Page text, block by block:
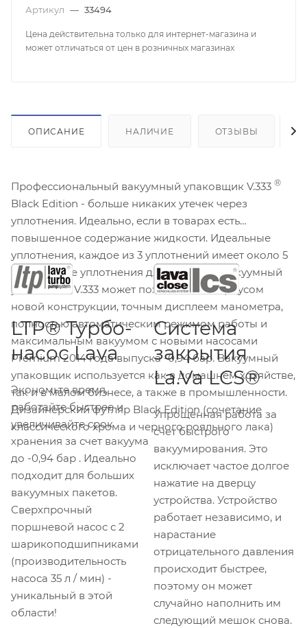
Артикул — 33494
Цена действительна только для интернет-магазина и
может отличаться от цен в розничных магазинах
ОПИСАНИЕ НАЛИЧИЕ ОТЗЫВЫ
Профессиональный вакуумный упаковщик V.333 ®
Black Edition - больше никаких утечек через
уплотнения. Идеально, если в товарах есть
повышенное содержание жидкости. Идеальные
уплотнения, каждое из 3 уплотнений имеет около 5
мм в полосе уплотнения длиной 35 см. Вакуумный
упаковщик V.333 может похвастаться корпусом
новой конструкции, точным дисплеем манометра,
полностью автоматическим режимом работы и
максимальным вакуумом с новыми насосами
Premium 2014 года выпуска -0,94 бар. Вакуумный
упаковщик используется как в домашнем хозяйстве,
так и в малом бизнесе, а также в промышленности.
Дизайнерский футляр Black Edition (сочетание
классического хрома и черного рояльного лака)
LTP® Турбо-
насос Lava
Экономьте время,
работайте быстрее и
увеличивайте срок
хранения за счет вакуума
до -0,94 бар . Идеально
подходит для больших
вакуумных пакетов.
Сверхпрочный
поршневой насос с 2
шарикоподшипниками
(производительность
насоса 35 л / мин) -
уникальный в этой
области!
Система
закрытия
La.Va LCS®
Упрощенная работа за
счет быстрого
вакуумирования. Это
исключает частое долгое
нажатие на дверцу
устройства. Устройство
работает независимо, и
нарастание
отрицательного давления
происходит быстрее,
поэтому он может
случайно наполнить им
следующий мешок снова.